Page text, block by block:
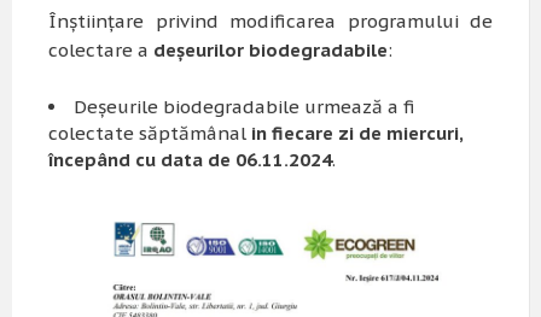
Înștiințare privind modificarea programului de
colectare a deșeurilor biodegradabile:
Deșeurile biodegradabile urmează a fi
colectate săptămânal in fiecare zi de miercuri,
începând cu data de 06.11.2024.